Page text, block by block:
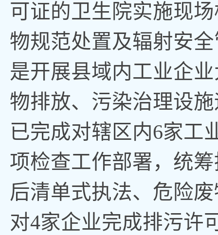
可证的卫生院实施现
物规范处置及辐射安
是开展县域内工业企
物排放、污染治理设
已完成对辖区内6家工
项检查工作部署，统
后清单式执法、危险
对4家企业完成排污许